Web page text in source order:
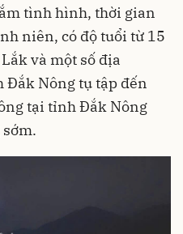
tình hình, thời gian
niên, có độ tuổi từ 15
và một số địa
Nông tụ tập đến
tại tỉnh Đắk Nông